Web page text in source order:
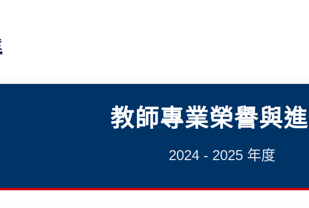
教師專業榮譽與
2024 - 2025 年度